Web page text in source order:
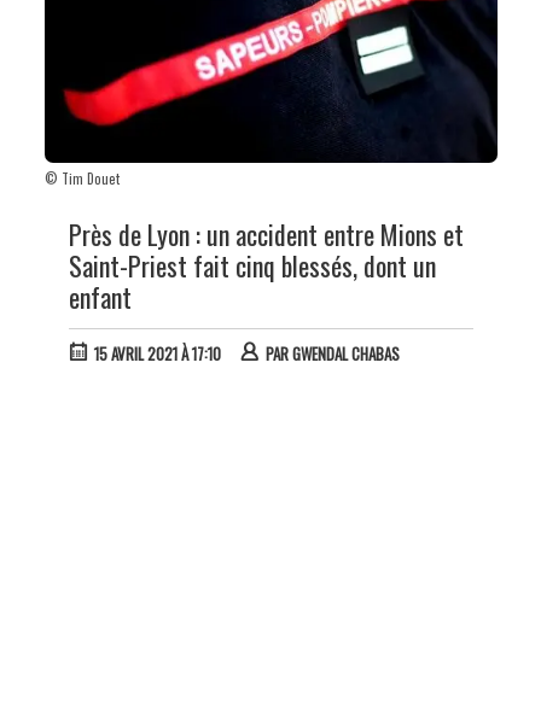
© Tim Douet
Près de Lyon : un accident entre Mions et
Saint-Priest fait cinq blessés, dont un
enfant
15 AVRIL 2021 À 17:10 PARGWENDAL CHABAS